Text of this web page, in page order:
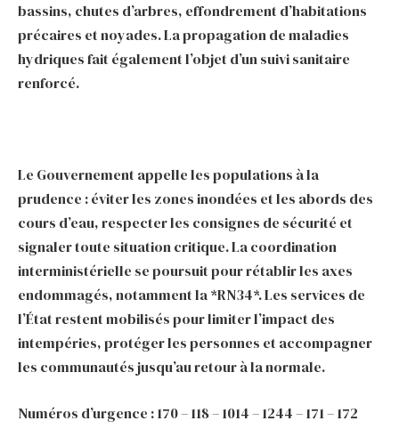
bassins, chutes d’arbres, effondrement d’habitations
précaires et noyades. La propagation de maladies
hydriques fait également l’objet d’un suivi sanitaire
renforcé.
Le Gouvernement appelle les populations à la
prudence : éviter les zones inondées et les abords des
cours d’eau, respecter les consignes de sécurité et
signaler toute situation critique. La coordination
interministérielle se poursuit pour rétablir les axes
endommagés, notamment la *RN34*. Les services de
l’État restent mobilisés pour limiter l’impact des
intempéries, protéger les personnes et accompagner
les communautés jusqu’au retour à la normale.
Numéros d’urgence : 170 – 118 – 1014 – 1244 – 171 – 172